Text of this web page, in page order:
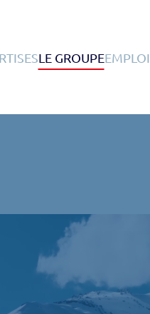
LE GROUPEEMPLOI